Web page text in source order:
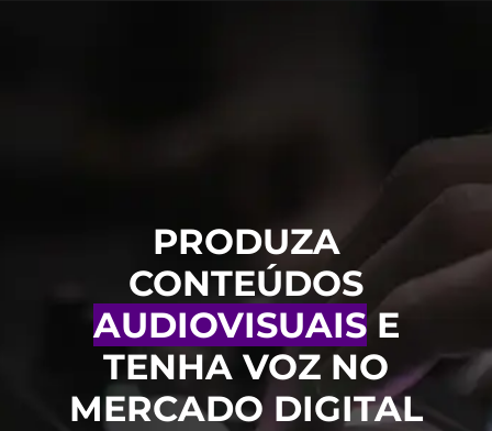
PRODUZA
CONTEÚDOS
AUDIOVISUAISE
TENHA VOZ NO
MERCADO DIGITAL